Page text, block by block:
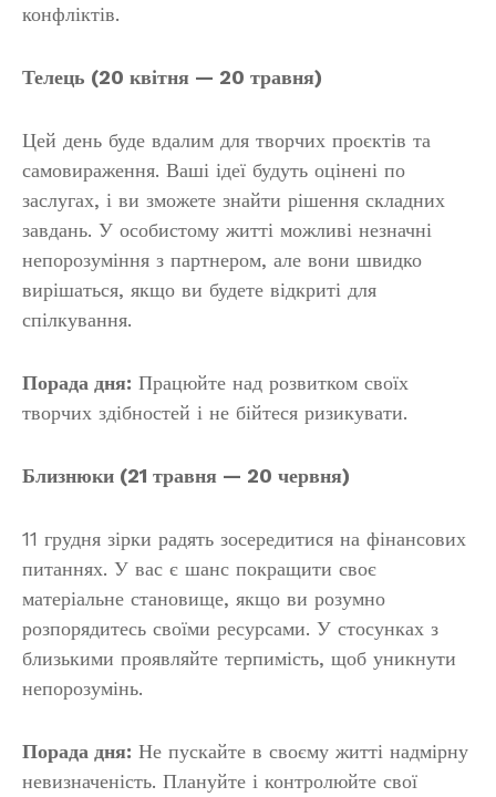
конфліктів.
Телець (20 квітня — 20 травня)
Цей день буде вдалим для творчих проєктів та
самовираження. Ваші ідеї будуть оцінені по
заслугах, і ви зможете знайти рішення складних
завдань. У особистому житті можливі незначні
непорозуміння з партнером, але вони швидко
вирішаться, якщо ви будете відкриті для
спілкування.
Порада дня: Працюйте над розвитком своїх
творчих здібностей і не бійтеся ризикувати.
Близнюки (21 травня — 20 червня)
11 грудня зірки радять зосередитися на фінансових
питаннях. У вас є шанс покращити своє
матеріальне становище, якщо ви розумно
розпорядитесь своїми ресурсами. У стосунках з
близькими проявляйте терпимість, щоб уникнути
непорозумінь.
Порада дня: Не пускайте в своєму житті надмірну
невизначеність. Плануйте і контролюйте свої